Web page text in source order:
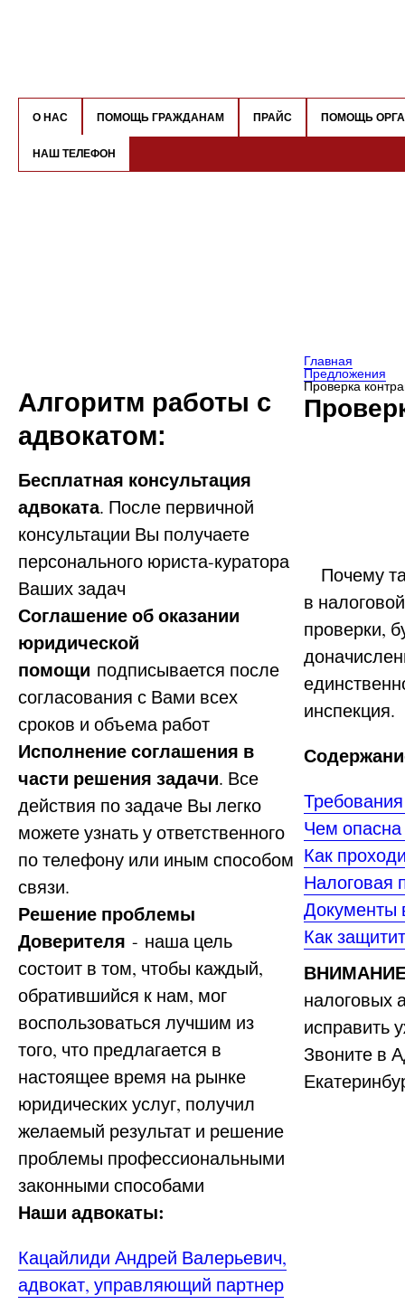
О НАС ПОМОЩЬ ГРАЖДАНАМ ПРАЙС ПОМОЩЬ
НАШ ТЕЛЕФОН
Алгоритм работы с
адвокатом:
Бесплатная консультация
адвоката. После первичной
консультации Вы получаете
персонального юриста-куратора
Ваших задач
Соглашение об оказании
юридической
помощи подписывается после
согласования с Вами всех
сроков и объема работ
Исполнение соглашения в
части решения задачи. Все
действия по задаче Вы легко
можете узнать у ответственного
по телефону или иным способом
связи.
Решение проблемы
Доверителя - наша цель
состоит в том, чтобы каждый,
обратившийся к нам, мог
воспользоваться лучшим из
того, что предлагается в
настоящее время на рынке
юридических услуг, получил
желаемый результат и решение
проблемы профессиональными
законными способами
Наши адвокаты:
Кацайлиди Андрей Валерьевич,
адвокат, управляющий партнер
Главная
Предложения
Проверка
Почему
в
проверки,
инспекция.
Чем
Как
Налоговая
Документы
Как
налоговых
исправить
Звоните в